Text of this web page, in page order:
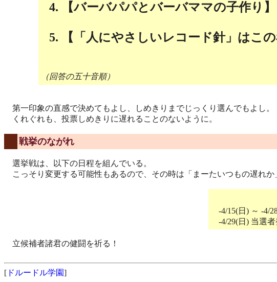
【バーバパパとバーバママの子作り】
【「人にやさしいレコード針」はこ
（回答の五十音順）
第一印象の直感で決めてもよし、しめきりまでじっくり選んでもよし。
くれぐれも、投票しめきりに遅れることのないように。
戦挙のながれ
選挙戦は、以下の日程を組んでいる。
こっそり変更する可能性もあるので、その時は「まーたいつもの遅れか
-4/15(日) ～ -4/
-4/29(日) 当選者
立候補者諸君の健闘を祈る！
[ ドルードル学園]